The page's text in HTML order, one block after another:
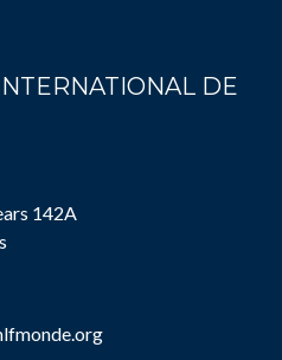
DE
142A